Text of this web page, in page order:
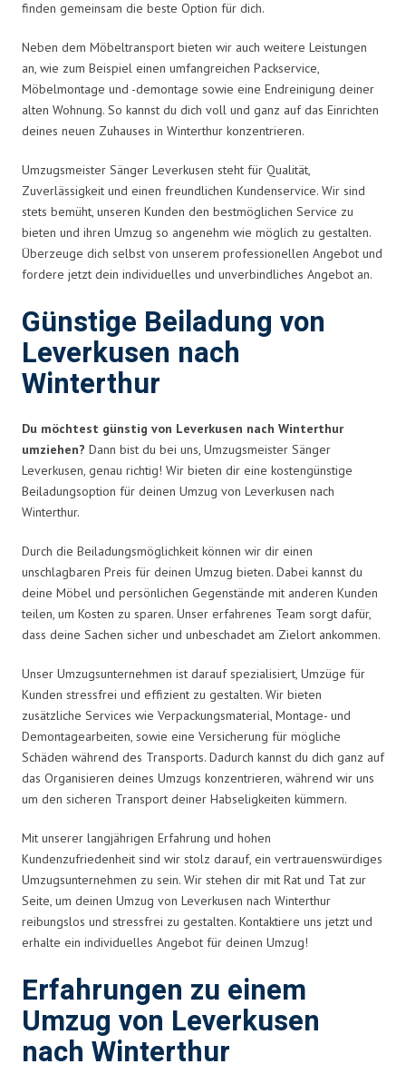
finden gemeinsam die beste Option für dich.
Neben dem Möbeltransport bieten wir auch weitere Leistungen
an, wie zum Beispiel einen umfangreichen Packservice,
Möbelmontage und -demontage sowie eine Endreinigung deiner
alten Wohnung. So kannst du dich voll und ganz auf das Einrichten
deines neuen Zuhauses in Winterthur konzentrieren.
Umzugsmeister Sänger Leverkusen steht für Qualität,
Zuverlässigkeit und einen freundlichen Kundenservice. Wir sind
stets bemüht, unseren Kunden den bestmöglichen Service zu
bieten und ihren Umzug so angenehm wie möglich zu gestalten.
Überzeuge dich selbst von unserem professionellen Angebot und
fordere jetzt dein individuelles und unverbindliches Angebot an.
Günstige Beiladung von
Leverkusen nach
Winterthur
Du möchtest günstig von Leverkusen nach Winterthur
umziehen? Dann bist du bei uns, Umzugsmeister Sänger
Leverkusen, genau richtig! Wir bieten dir eine kostengünstige
Beiladungsoption für deinen Umzug von Leverkusen nach
Winterthur.
Durch die Beiladungsmöglichkeit können wir dir einen
unschlagbaren Preis für deinen Umzug bieten. Dabei kannst du
deine Möbel und persönlichen Gegenstände mit anderen Kunden
teilen, um Kosten zu sparen. Unser erfahrenes Team sorgt dafür,
dass deine Sachen sicher und unbeschadet am Zielort ankommen.
Unser Umzugsunternehmen ist darauf spezialisiert, Umzüge für
Kunden stressfrei und effizient zu gestalten. Wir bieten
zusätzliche Services wie Verpackungsmaterial, Montage- und
Demontagearbeiten, sowie eine Versicherung für mögliche
Schäden während des Transports. Dadurch kannst du dich ganz auf
das Organisieren deines Umzugs konzentrieren, während wir uns
um den sicheren Transport deiner Habseligkeiten kümmern.
Mit unserer langjährigen Erfahrung und hohen
Kundenzufriedenheit sind wir stolz darauf, ein vertrauenswürdiges
Umzugsunternehmen zu sein. Wir stehen dir mit Rat und Tat zur
Seite, um deinen Umzug von Leverkusen nach Winterthur
reibungslos und stressfrei zu gestalten. Kontaktiere uns jetzt und
erhalte ein individuelles Angebot für deinen Umzug!
Erfahrungen zu einem
Umzug von Leverkusen
nach Winterthur